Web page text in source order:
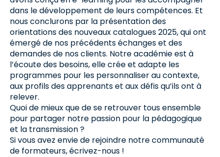
dans le développement de leurs compétences. Et
nous conclurons par la présentation des
orientations des nouveaux catalogues 2025, qui ont
émergé de nos précédents échanges et des
demandes de nos clients. Notre académie est à
l’écoute des besoins, elle crée et adapte les
programmes pour les personnaliser au contexte,
aux profils des apprenants et aux défis qu’ils ont à
relever.
Quoi de mieux que de se retrouver tous ensemble
pour partager notre passion pour la pédagogique
et la transmission ?
Si vous avez envie de rejoindre notre communauté
de formateurs, écrivez-nous !